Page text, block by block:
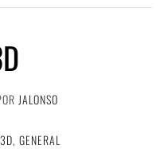
JALONSO
, GENERAL